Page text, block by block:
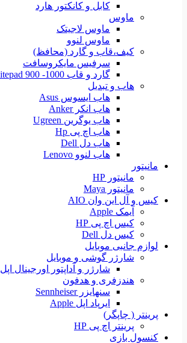
کابل و کانکتور هارد
ماوس
ماوس لاجیتک
ماوس لنوو
کیف،قاب و گارد (محافظ)
سرفیس مایکروسافت
گارد و قاب HP Elitepad 900 -1000
هاب و تبدیل
هاب ایسوس Asus
هاب انکر Anker
هاب یوگرین Ugreen
هاب اچ پی Hp
هاب دل Dell
هاب لنوو Lenovo
مانیتور
مانیتور HP
مانیتور Maya
کیس و آل این وان AIO
آیمک Apple
کیس اچ پی HP
کیس دل Dell
لوازم جانبی موبایل
شارژر گوشی و موبایل
شارژر و آداپتور اورجینال اپل Apple
هندزفری و هدفون
سنهایزر Sennheiser
ایرپاد اپل Apple
پرینتر ( چاپگر)
پرینتر اچ پی HP
کنسول بازی